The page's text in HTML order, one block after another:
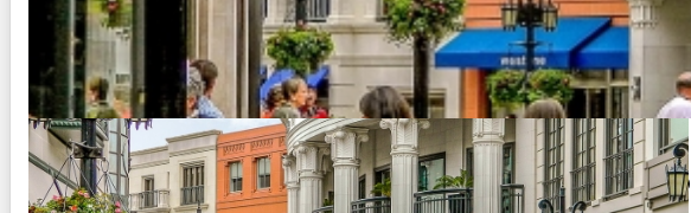
USA - VEGAS - YOSEMITE - SAN FRANCISCO